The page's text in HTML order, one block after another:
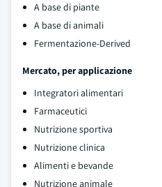
A base di piante
A base di animali
Fermentazione-Derived
Mercato, per applicazione
Integratori alimentari
Farmaceutici
Nutrizione sportiva
Nutrizione clinica
Alimenti e bevande
Nutrizione animale